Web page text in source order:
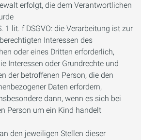
erfolgt, die dem Verantwortlichen
1 lit. f DSGVO: die Verarbeitung ist zur
Interessen des
oder eines Dritten erforderlich,
Interessen oder Grundrechte und
der betroffenen Person, die den
Daten erfordern,
dann, wenn es sich bei
Person um ein Kind handelt
den jeweiligen Stellen dieser